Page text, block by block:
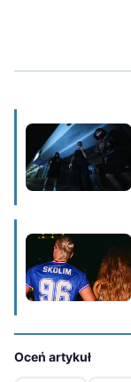
Oceń artykuł